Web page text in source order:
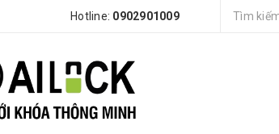
Hotline: 0902901009